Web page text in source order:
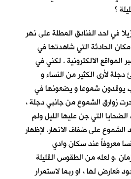
؟
في احد الفنادق المطلة على نهر
الحادثة التي شاهدتها في
المواقع الالكترونية . لكني في
لأرى الكثير من النساء و
يوقدون شموعا و يضعونها في
زوارق الشموع من جانبي دجلة ،
التي جن عليها الليل ولم
الشموع على ضفاف الانهار، لإظهار
معروفاً عند سكان وادي
.و لعله من الطقوس القليلة
مُعارض لها ، او ربما لاستمرار